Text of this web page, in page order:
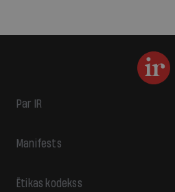
Par IR
Manifests
Ētikas kodekss